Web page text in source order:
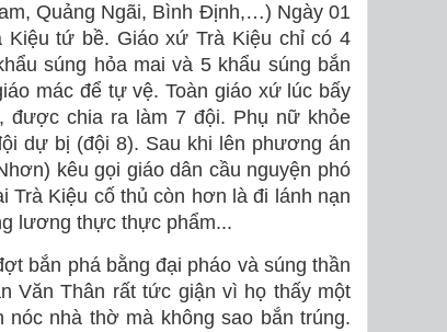
Quảng Ngãi, Bình Định,…) Ngày 01
Kiệu tứ bề. Giáo xứ Trà Kiệu chỉ có 4
súng hỏa mai và 5 khẩu súng bắn
mác để tự vệ. Toàn giáo xứ lúc bấy
chia ra làm 7 đội. Phụ nữ khỏe
dự bị (đội 8). Sau khi lên phương án
kêu gọi giáo dân cầu nguyện phó
Trà Kiệu cố thủ còn hơn là đi lánh nạn
lương thực thực phẩm...
bắn phá bằng đại pháo và súng thần
Văn Thân rất tức giận vì họ thấy một
nhà thờ mà không sao bắn trúng.